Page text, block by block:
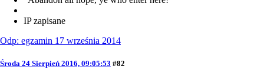
IP zapisane
Odp: egzamin 17 września 2014
Środa 24 Sierpień 2016, 09:05:53 #82